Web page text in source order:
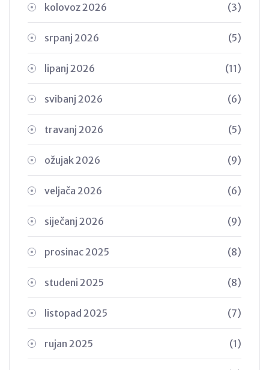
kolovoz 2026 (3)
srpanj 2026 (5)
lipanj 2026 (11)
svibanj 2026 (6)
travanj 2026 (5)
ožujak 2026 (9)
veljača 2026 (6)
siječanj 2026 (9)
prosinac 2025 (8)
studeni 2025 (8)
listopad 2025 (7)
rujan 2025 (1)